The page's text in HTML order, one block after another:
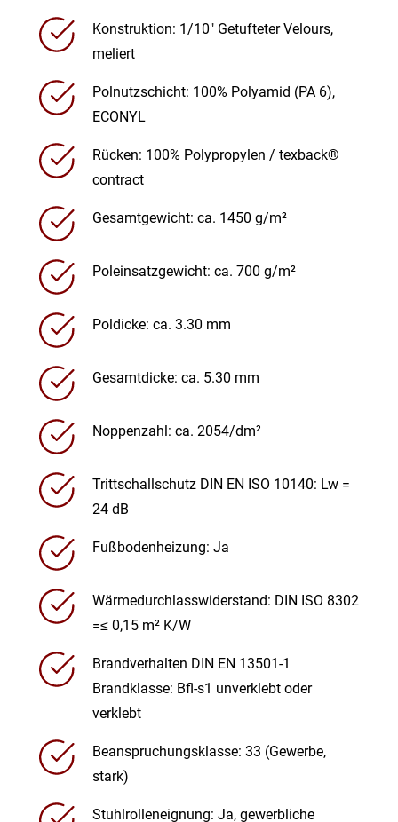
Konstruktion: 1/10″ Getufteter Velours,
meliert
Polnutzschicht: 100% Polyamid (PA 6),
ECONYL
Rücken: 100% Polypropylen / texback®
contract
Gesamtgewicht: ca. 1450 g/m²
Poleinsatzgewicht: ca. 700 g/m²
Poldicke: ca. 3.30 mm
Gesamtdicke: ca. 5.30 mm
Noppenzahl: ca. 2054/dm²
Trittschallschutz DIN EN ISO 10140: Lw =
24 dB
Fußbodenheizung: Ja
Wärmedurchlasswiderstand: DIN ISO 8302
=≤ 0,15 m² K/W
Brandverhalten DIN EN 13501-1
Brandklasse: Bfl-s1 unverklebt oder
verklebt
Beanspruchungsklasse: 33 (Gewerbe,
stark)
Stuhlrolleneignung: Ja, gewerbliche